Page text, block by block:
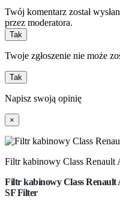
Twój komentarz został
przez moderatora.
Tak
Twoje zgłoszenie nie może
Tak
Napisz swoją opinię
×
Filtr kabinowy Class Renault
Filtrkabinowy Class Renault
SF Filter